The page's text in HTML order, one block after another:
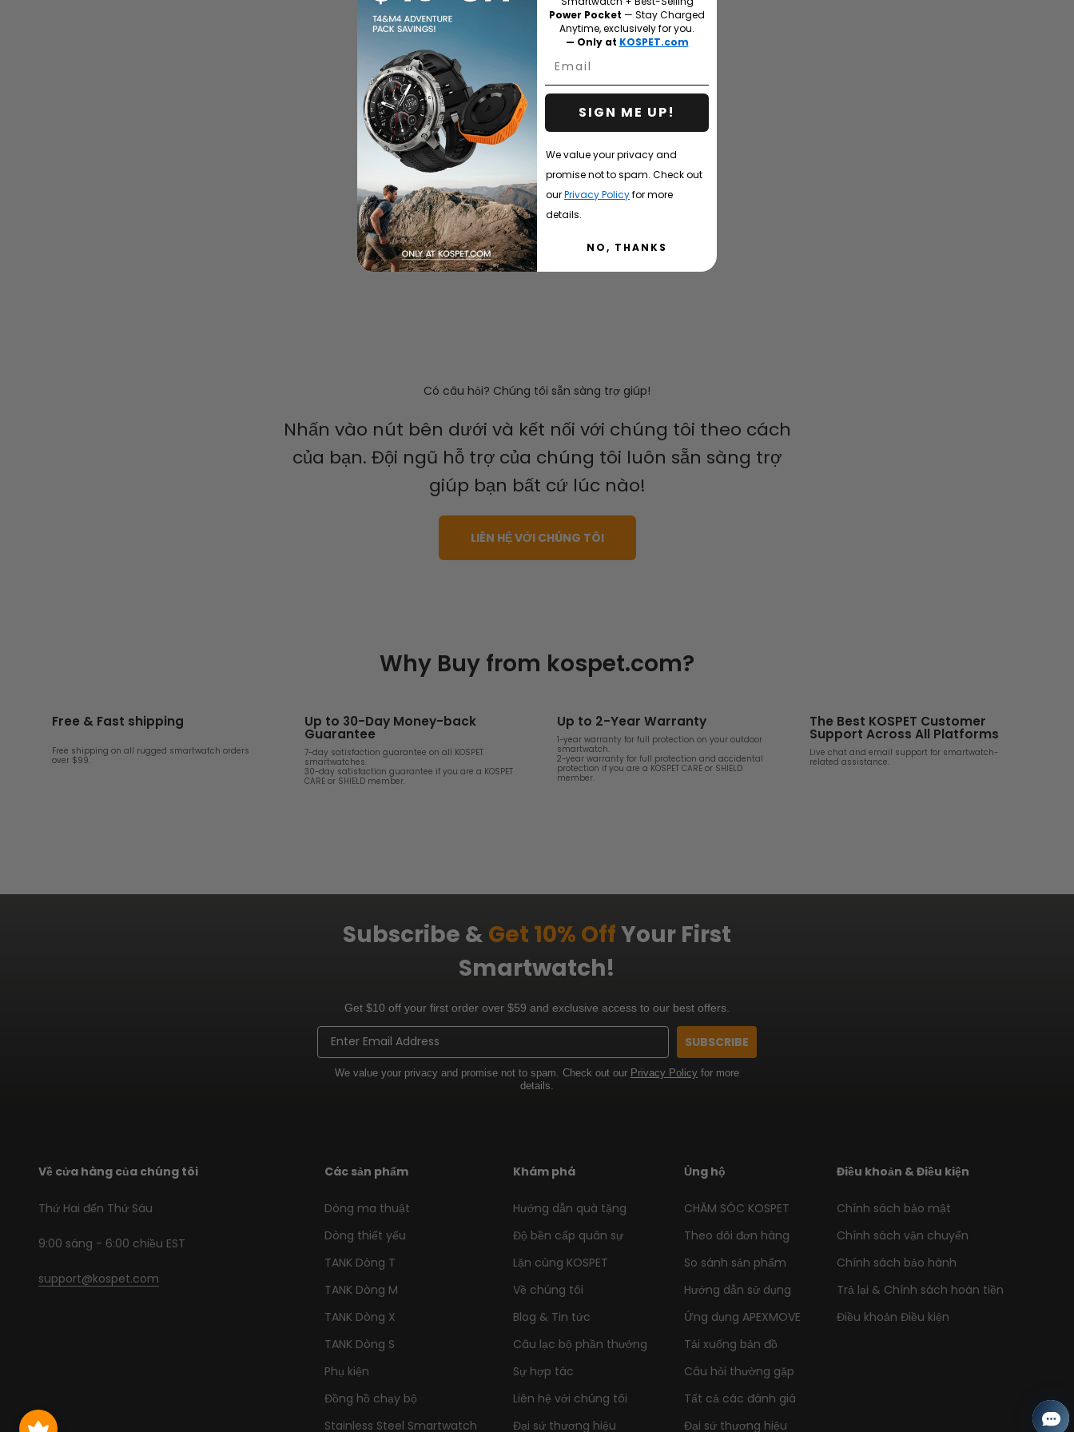
Có câu hỏi? Chúng tôi sẵn sàng trợ giúp!
Nhấn vào nút bên dưới và kết nối với chúng tôi theo cách
của bạn. Đội ngũ hỗ trợ của chúng tôi luôn sẵn sàng trợ
giúp bạn bất cứ lúc nào!
LIÊN HỆ VỚI CHÚNG TÔI
Why Buy from kospet.com?
Free & Fast shipping
Free shipping on all rugged smartwatch orders
over $99.
Up to 30-Day Money-back
Guarantee
7-day satisfaction guarantee on all KOSPET
smartwatches.
30-day satisfaction guarantee if you are a KOSPET
CARE or SHIELD member.
Up to 2-Year Warranty
1-year warranty for full protection on your outdoor
smartwatch.
2-year warranty for full protection and accidental
protection if you are a KOSPET CARE or SHIELD
member.
The Best KOSPET Customer
Support Across All Platforms
Live chat and email support for smartwatch-
related assistance.
Subscribe & Get 10% OffYour First
Smartwatch!
Get $10 off your first order over $59 and exclusive access to our best offers.
Email
SUBSCRIBE
We value your privacy and promise not to spam. Check out our Privacy Policy for more
details.
Về cửa hàng của chúng tôi
Thứ Hai đến Thứ Sáu
9:00 sáng - 6:00 chiều EST
support@kospet.com
Các sản phẩm
Dòng ma thuật
Dòng thiết yếu
TANK Dòng T
TANK Dòng M
TANK Dòng X
TANK Dòng S
Phụ kiện
Đồng hồ chạy bộ
Stainless Steel Smartwatch
Khám phá
Hướng dẫn quà tặng
Độ bền cấp quân sự
Lặn cùng KOSPET
Về chúng tôi
Blog & Tin tức
Câu lạc bộ phần thưởng
Sự hợp tác
Liên hệ với chúng tôi
Đại sứ thương hiệu
Ủng hộ
CHĂM SÓC KOSPET
Theo dõi đơn hàng
So sánh sản phẩm
Hướng dẫn sử dụng
Ứng dụng APEXMOVE
Tải xuống bản đồ
Câu hỏi thường gặp
Tất cả các đánh giá
Đại sứ thương hiệu
Điều khoản & Điều kiện
Chính sách bảo mật
Chính sách vận chuyển
Chính sách bảo hành
Trả lại & Chính sách hoàn tiền
Điều khoản Điều kiện
Power Pocket — Stay Charged
Anytime, exclusively for you.
— Only at KOSPET.com
Email
SIGN ME UP!
We value your privacy and
promise not to spam. Check out
ourPrivacy Policyfor more
details.
NO, THANKS